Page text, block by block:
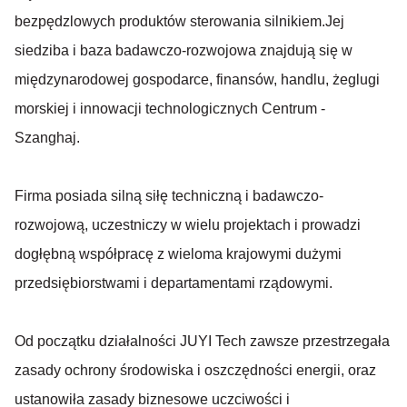
bezpędzlowych produktów sterowania silnikiem.Jej
siedziba i baza badawczo-rozwojowa znajdują się w
międzynarodowej gospodarce, finansów, handlu, żeglugi
morskiej i innowacji technologicznych Centrum -
Szanghaj.
Firma posiada silną siłę techniczną i badawczo-
rozwojową, uczestniczy w wielu projektach i prowadzi
dogłębną współpracę z wieloma krajowymi dużymi
przedsiębiorstwami i departamentami rządowymi.
Od początku działalności JUYI Tech zawsze przestrzegała
zasady ochrony środowiska i oszczędności energii, oraz
ustanowiła zasady biznesowe uczciwości i